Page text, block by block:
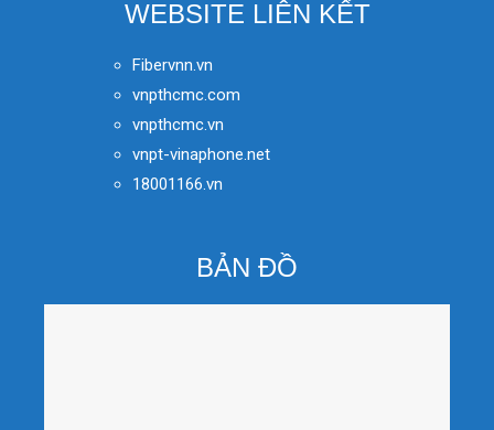
WEBSITE LIÊN KẾT
Fibervnn.vn
vnpthcmc.com
vnpthcmc.vn
vnpt-vinaphone.net
18001166.vn
BẢN ĐỒ